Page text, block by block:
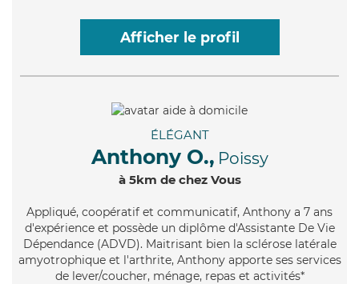
Afficher le profil
ÉLÉGANT
Anthony O., Poissy
à 5km de chez Vous
Appliqué, coopératif et communicatif, Anthony a 7 ans
d'expérience et possède un diplôme d'Assistante De Vie
Dépendance (ADVD). Maitrisant bien la sclérose latérale
amyotrophique et l'arthrite, Anthony apporte ses services
de lever/coucher, ménage, repas et activités*